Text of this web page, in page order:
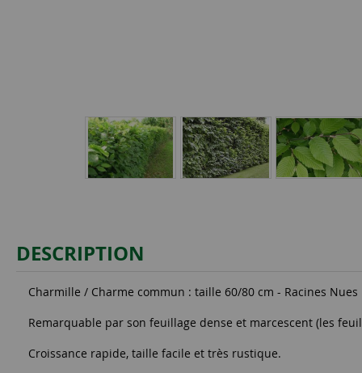
DESCRIPTION
Charmille / Charme commun : taille 60/80 cm - Racines Nues
Remarquable par son feuillage dense et marcescent (les
Croissance rapide, taille facile et très rustique.